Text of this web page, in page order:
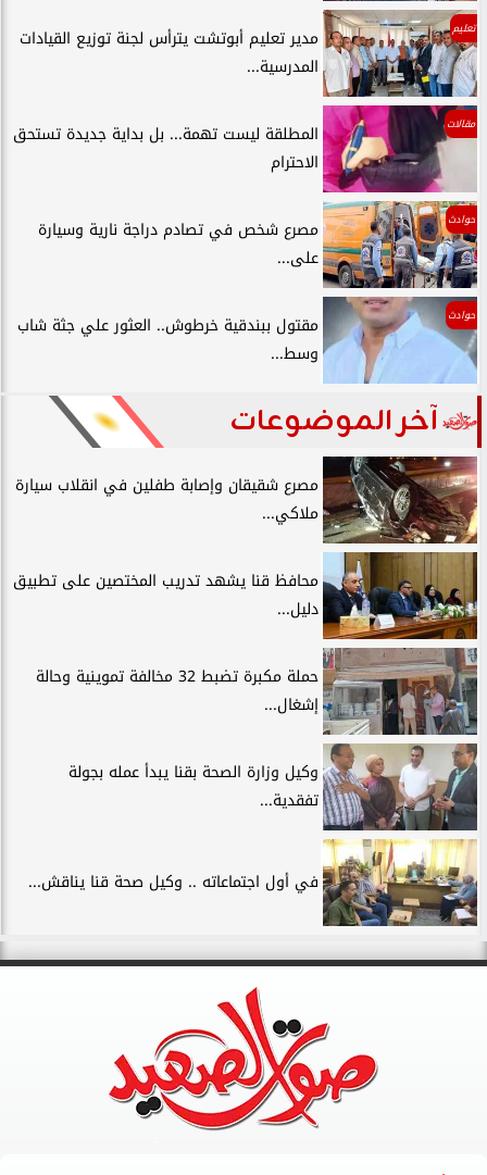
تعليم
مدير تعليم أبوتشت يترأس لجنة توزيع القيادات
المدرسية...
مقالات
المطلقة ليست تهمة... بل بداية جديدة تستحق
الاحترام
حوادث
مصرع شخص في تصادم دراجة نارية وسيارة
على...
حوادث
مقتول ببندقية خرطوش.. العثور علي جثة شاب
وسط...
آخر الموضوعات
مصرع شقيقان وإصابة طفلين في انقلاب سيارة
ملاكي...
محافظ قنا يشهد تدريب المختصين على تطبيق
دليل...
حملة مكبرة تضبط 32 مخالفة تموينية وحالة
إشغال...
وكيل وزارة الصحة بقنا يبدأ عمله بجولة
تفقدية...
في أول اجتماعاته .. وكيل صحة قنا يناقش...